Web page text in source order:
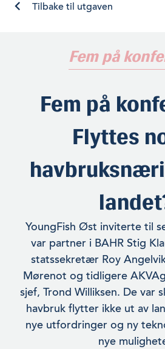
Tilbake til utgaven
Fem på
Fem på
Flyttes
YoungFish Øst inviterte til
var partner i BAHR Stig
statssekretær Roy
Mørenot og tidligere
sjef, Trond Williksen. De var
havbruk flytter ikke ut av
nye utfordringer og ny
nye